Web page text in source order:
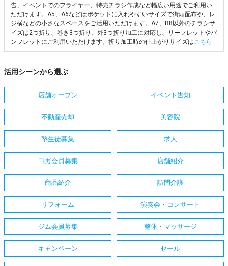
告、イベントでのフライヤー、特売チラシ作成など幅広い用途でご利用い
ただけます。A5、A6などはポケットに入れやすいサイズで街頭配布や、レ
ジ横などの小さなスペースをご活用いただけます。A7、B8以外のチラシサ
イズは2つ折り、巻き3つ折り、外3つ折り加工に対応し、リーフレットやパ
ンフレットにご利用いただけます。折り加工時の仕上がりサイズは こちら
活用シーンから選ぶ
店舗オープン イベント告知
不動産売却 美容院
塾生徒募集 求人
ヨガ会員募集 店舗紹介
商品紹介 訪問介護
リフォーム 演奏会・コンサート
ジム会員募集 整体・マッサージ
キャンペーン セール